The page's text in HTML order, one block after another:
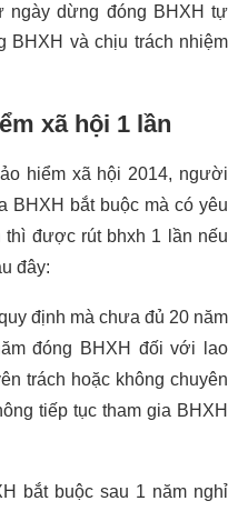
ngày dừng đóng BHXH tự
BHXH và chịu trách nhiệm
xã hội 1 lần
hiểm xã hội 2014, người
BHXH bắt buộc mà có yêu
được rút bhxh 1 lần nếu
đây:
định mà chưa đủ 20 năm
đóng BHXH đối với lao
trách hoặc không chuyên
tiếp tục tham gia BHXH
bắt buộc sau 1 năm nghỉ